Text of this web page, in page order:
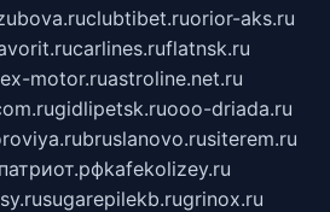
clubtibet.ruorior-aks.ru
carlines.ruflatnsk.ru
motor.ruastroline.net.ru
gidlipetsk.ruooo-driada.ru
bruslanovo.rusiterem.ru
kafekolizey.ru
sugarepilekb.rugrinox.ru